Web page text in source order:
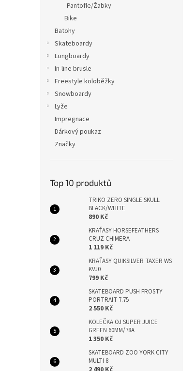
Pantofle/Žabky
Bike
Batohy
Skateboardy
Longboardy
In-line brusle
Freestyle koloběžky
Snowboardy
Lyže
Impregnace
Dárkový poukaz
Značky
Top 10 produktů
TRIKO ZERO SINGLE SKULL
BLACK/WHITE
890 Kč
KRAŤASY HORSEFEATHERS
CRUZ CHIMERA
1 119 Kč
KRAŤASY QUIKSILVER TAXER WS
KVJ0
799 Kč
SKATEBOARD PUSH FROSTY
PORTRAIT 7.75
2 550 Kč
KOLEČKA OJ SUPER JUICE
GREEN 60MM/78A
1 350 Kč
SKATEBOARD ZOO YORK CITY
MULTI 8